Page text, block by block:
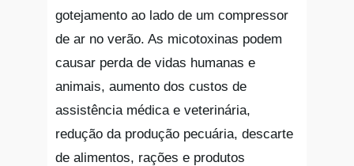
gotejamento ao lado de um compressor
de ar no verão. As micotoxinas podem
causar perda de vidas humanas e
animais, aumento dos custos de
assistência médica e veterinária,
redução da produção pecuária, descarte
de alimentos, rações e produtos